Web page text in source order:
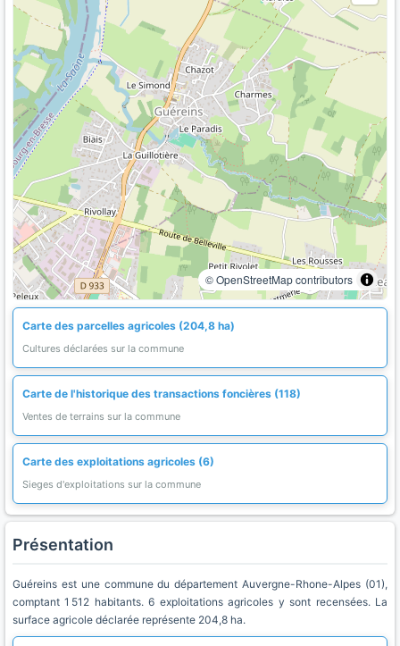
© OpenStreetMap contributors
Carte des parcelles agricoles (204,8 ha)
Cultures déclarées sur la commune
Carte de l'historique des transactions foncières (118)
Ventes de terrains sur la commune
Carte des exploitations agricoles (6)
Sieges d'exploitations sur la commune
Présentation
Guéreins est une commune du département Auvergne-Rhone-Alpes (01),
comptant 1 512 habitants. 6 exploitations agricoles y sont recensées. La
surface agricole déclarée représente 204,8 ha.